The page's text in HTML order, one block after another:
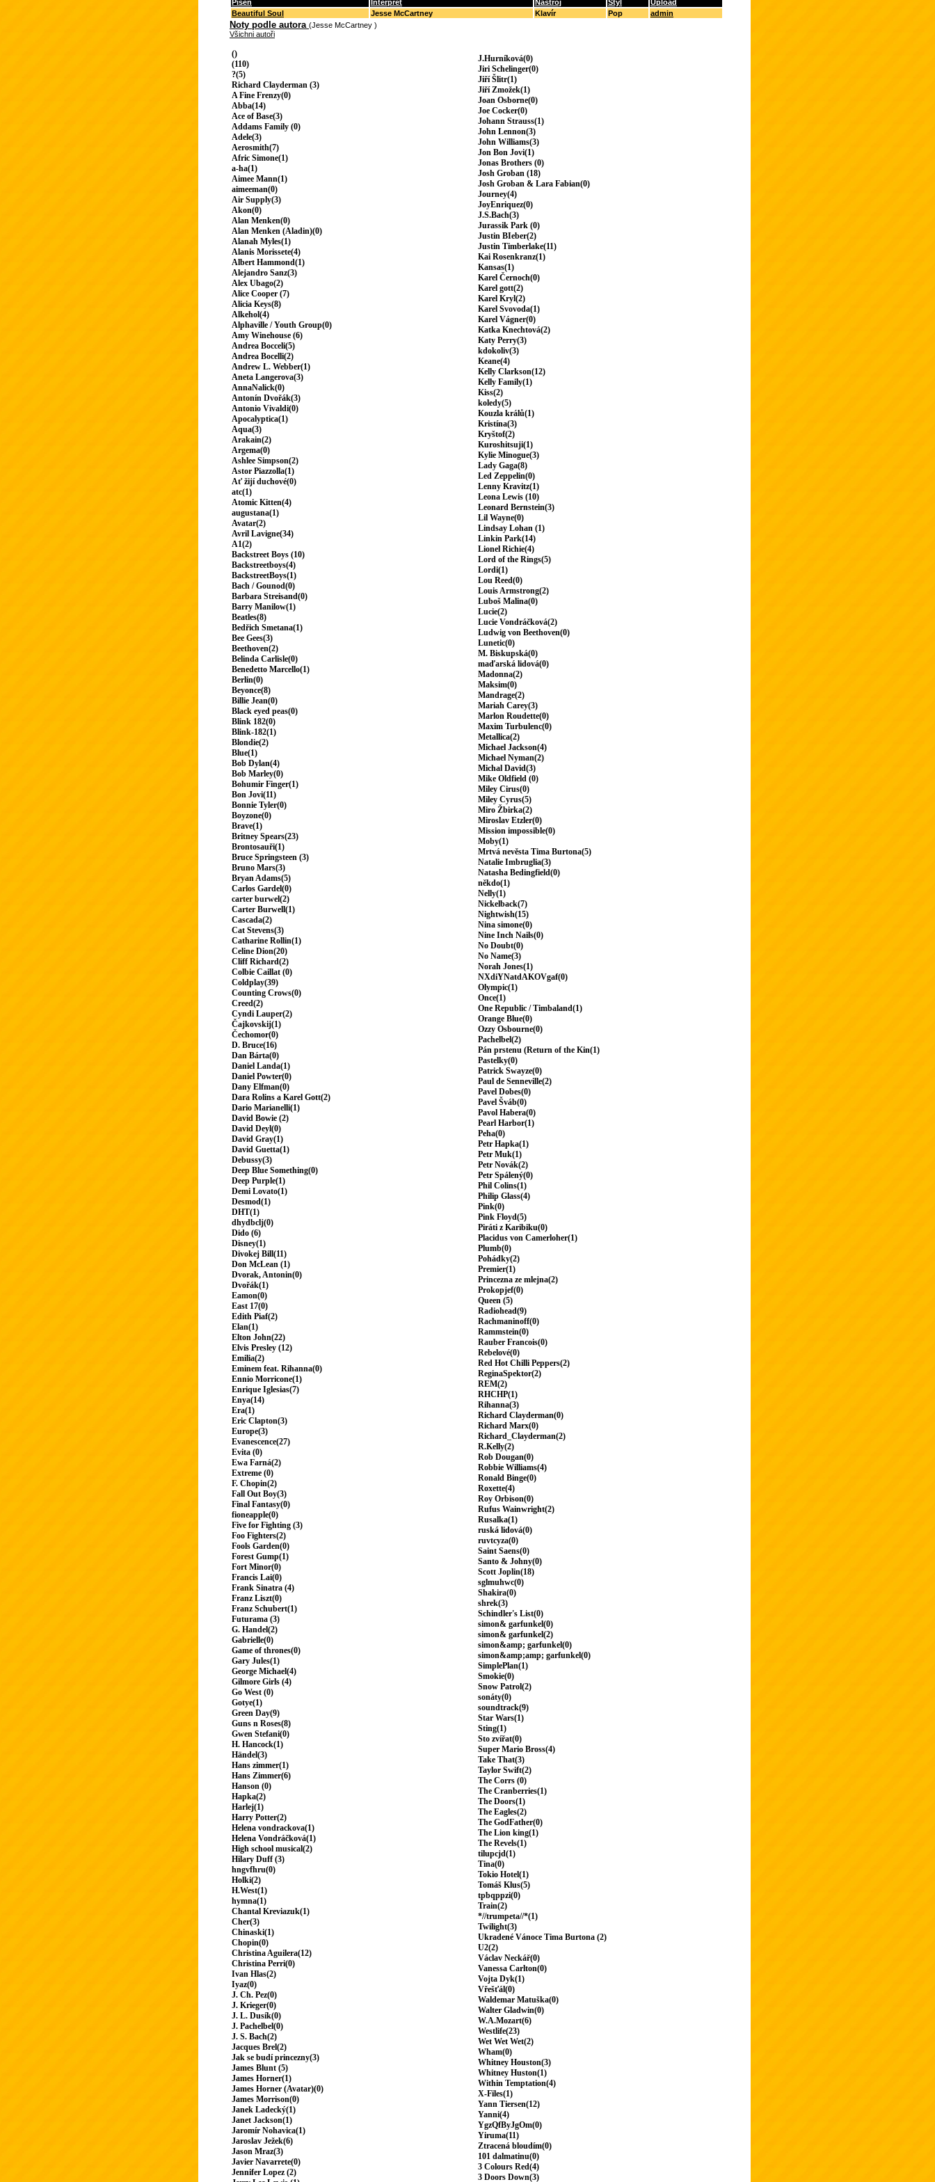
Píseň Interpret Nástroj Styl
Upload
Beautiful Soul
Jesse McCartney Klavír Pop admin
Noty podle autora (Jesse McCartney )
Všichni autoři
()
(110)
?(5)
Richard Clayderman (3)
A Fine Frenzy(0)
Abba(14)
Ace of Base(3)
Addams Family (0)
Adele(3)
Aerosmith(7)
Afric Simone(1)
a-ha(1)
Aimee Mann(1)
aimeeman(0)
Air Supply(3)
Akon(0)
Alan Menken(0)
Alan Menken (Aladin)(0)
Alanah Myles(1)
Alanis Morissete(4)
Albert Hammond(1)
Alejandro Sanz(3)
Alex Ubago(2)
Alice Cooper (7)
Alicia Keys(8)
Alkehol(4)
Alphaville / Youth Group(0)
Amy Winehouse (6)
Andrea Bocceli(5)
Andrea Bocelli(2)
Andrew L. Webber(1)
Aneta Langerova(3)
AnnaNalick(0)
Antonín Dvořák(3)
Antonio Vivaldi(0)
Apocalyptica(1)
Aqua(3)
Arakain(2)
Argema(0)
Ashlee Simpson(2)
Astor Piazzolla(1)
Ať žijí duchové(0)
atc(1)
Atomic Kitten(4)
augustana(1)
Avatar(2)
Avril Lavigne(34)
A1(2)
Backstreet Boys (10)
Backstreetboys(4)
BackstreetBoys(1)
Bach / Gounod(0)
Barbara Streisand(0)
Barry Manilow(1)
Beatles(8)
Bedřich Smetana(1)
Bee Gees(3)
Beethoven(2)
Belinda Carlisle(0)
Benedetto Marcello(1)
Berlin(0)
Beyonce(8)
Billie Jean(0)
Black eyed peas(0)
Blink 182(0)
Blink-182(1)
Blondie(2)
Blue(1)
Bob Dylan(4)
Bob Marley(0)
Bohumir Finger(1)
Bon Jovi(11)
Bonnie Tyler(0)
Boyzone(0)
Brave(1)
Britney Spears(23)
Brontosauři(1)
Bruce Springsteen (3)
Bruno Mars(3)
Bryan Adams(5)
Carlos Gardel(0)
carter burwel(2)
Carter Burwell(1)
Cascada(2)
Cat Stevens(3)
Catharine Rollin(1)
Celine Dion(20)
Cliff Richard(2)
Colbie Caillat (0)
Coldplay(39)
Counting Crows(0)
Creed(2)
Cyndi Lauper(2)
Čajkovskij(1)
Čechomor(0)
D. Bruce(16)
Dan Bárta(0)
Daniel Landa(1)
Daniel Powter(0)
Dany Elfman(0)
Dara Rolins a Karel Gott(2)
Dario Marianelli(1)
David Bowie (2)
David Deyl(0)
David Gray(1)
David Guetta(1)
Debussy(3)
Deep Blue Something(0)
Deep Purple(1)
Demi Lovato(1)
Desmod(1)
DHT(1)
dhydbclj(0)
Dido (6)
Disney(1)
Divokej Bill(11)
Don McLean (1)
Dvorak, Antonin(0)
Dvořák(1)
Eamon(0)
East 17(0)
Edith Piaf(2)
Elan(1)
Elton John(22)
Elvis Presley (12)
Emilia(2)
Eminem feat. Rihanna(0)
Ennio Morricone(1)
Enrique Iglesias(7)
Enya(14)
Era(1)
Eric Clapton(3)
Europe(3)
Evanescence(27)
Evita (0)
Ewa Farná(2)
Extreme (0)
F. Chopin(2)
Fall Out Boy(3)
Final Fantasy(0)
fioneapple(0)
Five for Fighting (3)
Foo Fighters(2)
Fools Garden(0)
Forest Gump(1)
Fort Minor(0)
Francis Lai(0)
Frank Sinatra (4)
Franz Liszt(0)
Franz Schubert(1)
Futurama (3)
G. Handel(2)
Gabrielle(0)
Game of thrones(0)
Gary Jules(1)
George Michael(4)
Gilmore Girls (4)
Go West (0)
Gotye(1)
Green Day(9)
Guns n Roses(8)
Gwen Stefani(0)
H. Hancock(1)
Händel(3)
Hans zimmer(1)
Hans Zimmer(6)
Hanson (0)
Hapka(2)
Harlej(1)
Harry Potter(2)
Helena vondrackova(1)
Helena Vondráčková(1)
High school musical(2)
Hilary Duff (3)
hngvfhru(0)
Holki(2)
H.West(1)
hymna(1)
Chantal Kreviazuk(1)
Cher(3)
Chinaski(1)
Chopin(0)
Christina Aguilera(12)
Christina Perri(0)
Ivan Hlas(2)
Iyaz(0)
J. Ch. Pez(0)
J. Krieger(0)
J. L. Dusík(0)
J. Pachelbel(0)
J. S. Bach(2)
Jacques Brel(2)
Jak se budí princezny(3)
James Blunt (5)
James Horner(1)
James Horner (Avatar)(0)
James Morrison(0)
Janek Ladecký(1)
Janet Jackson(1)
Jaromír Nohavica(1)
Jaroslav Ježek(6)
Jason Mraz(3)
Javier Navarrete(0)
Jennifer Lopez (2)
J.Hurníková(0)
Jiri Schelinger(0)
Jiří Šlitr(1)
Jiří Zmožek(1)
Joan Osborne(0)
Joe Cocker(0)
Johann Strauss(1)
John Lennon(3)
John Williams(3)
Jon Bon Jovi(1)
Jonas Brothers (0)
Josh Groban (18)
Josh Groban & Lara Fabian(0)
Journey(4)
JoyEnriquez(0)
J.S.Bach(3)
Jurassik Park (0)
Justin BIeber(2)
Justin Timberlake(11)
Kai Rosenkranz(1)
Kansas(1)
Karel Černoch(0)
Karel gott(2)
Karel Kryl(2)
Karel Svovoda(1)
Karel Vágner(0)
Katka Knechtová(2)
Katy Perry(3)
kdokoliv(3)
Keane(4)
Kelly Clarkson(12)
Kelly Family(1)
Kiss(2)
koledy(5)
Kouzla králů(1)
Kristína(3)
Kryštof(2)
Kuroshitsuji(1)
Kylie Minogue(3)
Lady Gaga(8)
Led Zeppelin(0)
Lenny Kravitz(1)
Leona Lewis (10)
Leonard Bernstein(3)
Lil Wayne(0)
Lindsay Lohan (1)
Linkin Park(14)
Lionel Richie(4)
Lord of the Rings(5)
Lordi(1)
Lou Reed(0)
Louis Armstrong(2)
Luboš Malina(0)
Lucie(2)
Lucie Vondráčková(2)
Ludwig von Beethoven(0)
Lunetic(0)
M. Biskupská(0)
maďarská lidová(0)
Madonna(2)
Maksim(0)
Mandrage(2)
Mariah Carey(3)
Marlon Roudette(0)
Maxim Turbulenc(0)
Metallica(2)
Michael Jackson(4)
Michael Nyman(2)
Michal David(3)
Mike Oldfield (0)
Miley Cirus(0)
Miley Cyrus(5)
Miro Žbirka(2)
Miroslav Etzler(0)
Mission impossible(0)
Moby(1)
Mrtvá nevěsta Tima Burtona(5)
Natalie Imbruglia(3)
Natasha Bedingfield(0)
někdo(1)
Nelly(1)
Nickelback(7)
Nightwish(15)
Nina simone(0)
Nine Inch Nails(0)
No Doubt(0)
No Name(3)
Norah Jones(1)
NXdiYNatdAKOVgaf(0)
Olympic(1)
Once(1)
One Republic / Timbaland(1)
Orange Blue(0)
Ozzy Osbourne(0)
Pachelbel(2)
Pán prstenu (Return of the Kin(1)
Pastelky(0)
Patrick Swayze(0)
Paul de Senneville(2)
Pavel Dobes(0)
Pavel Šváb(0)
Pavol Habera(0)
Pearl Harbor(1)
Peha(0)
Petr Hapka(1)
Petr Muk(1)
Petr Novák(2)
Petr Spálený(0)
Phil Colins(1)
Philip Glass(4)
Pink(0)
Pink Floyd(5)
Piráti z Karibiku(0)
Placidus von Camerloher(1)
Plumb(0)
Pohádky(2)
Premier(1)
Princezna ze mlejna(2)
Prokopjef(0)
Queen (5)
Radiohead(9)
Rachmaninoff(0)
Rammstein(0)
Rauber Francois(0)
Rebelové(0)
Red Hot Chilli Peppers(2)
ReginaSpektor(2)
REM(2)
RHCHP(1)
Rihanna(3)
Richard Clayderman(0)
Richard Marx(0)
Richard_Clayderman(2)
R.Kelly(2)
Rob Dougan(0)
Robbie Williams(4)
Ronald Binge(0)
Roxette(4)
Roy Orbison(0)
Rufus Wainwright(2)
Rusalka(1)
ruská lidová(0)
ruvtcyza(0)
Saint Saens(0)
Santo & Johny(0)
Scott Joplin(18)
sglmuhwc(0)
Shakira(0)
shrek(3)
Schindler's List(0)
simon& garfunkel(0)
simon& garfunkel(2)
simon&amp; garfunkel(0)
simon&amp;amp; garfunkel(0)
SimplePlan(1)
Smokie(0)
Snow Patrol(2)
sonáty(0)
soundtrack(9)
Star Wars(1)
Sting(1)
Sto zvířat(0)
Super Mario Bross(4)
Take That(3)
Taylor Swift(2)
The Corrs (0)
The Cranberries(1)
The Doors(1)
The Eagles(2)
The GodFather(0)
The Lion king(1)
The Revels(1)
tilupcjd(1)
Tina(0)
Tokio Hotel(1)
Tomáš Klus(5)
tpbqppzi(0)
Train(2)
*//trumpeta//*(1)
Twilight(3)
Ukradené Vánoce Tima Burtona (2)
U2(2)
Václav Neckář(0)
Vanessa Carlton(0)
Vojta Dyk(1)
Vřešťál(0)
Waldemar Matuška(0)
Walter Gladwin(0)
W.A.Mozart(6)
Westlife(23)
Wet Wet Wet(2)
Wham(0)
Whitney Houston(3)
Whitney Huston(1)
Within Temptation(4)
X-Files(1)
Yann Tiersen(12)
Yanni(4)
YgzQfByJgOm(0)
Yiruma(11)
Ztracená bloudím(0)
101 dalmatinu(0)
3 Colours Red(4)
3 Doors Down(3)